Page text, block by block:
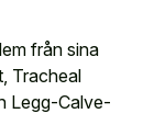
från sina
Tracheal
Legg-Calve-